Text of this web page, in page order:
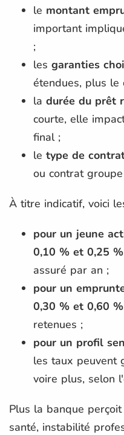
le montant
important
;
les garanties
étendues, plus le
la durée du prêt
courte, elle
final ;
le type de
ou contrat
À titre indicatif, voici
pour un jeune
0,10 % et 0,25 %
assuré par an ;
pour un
0,30 % et 0,60 %
retenues ;
pour un profil
les taux peuvent
voire plus, selon
Plus la banque
santé, instabilité